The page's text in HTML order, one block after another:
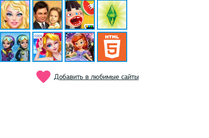
Добавить в любимые сайты